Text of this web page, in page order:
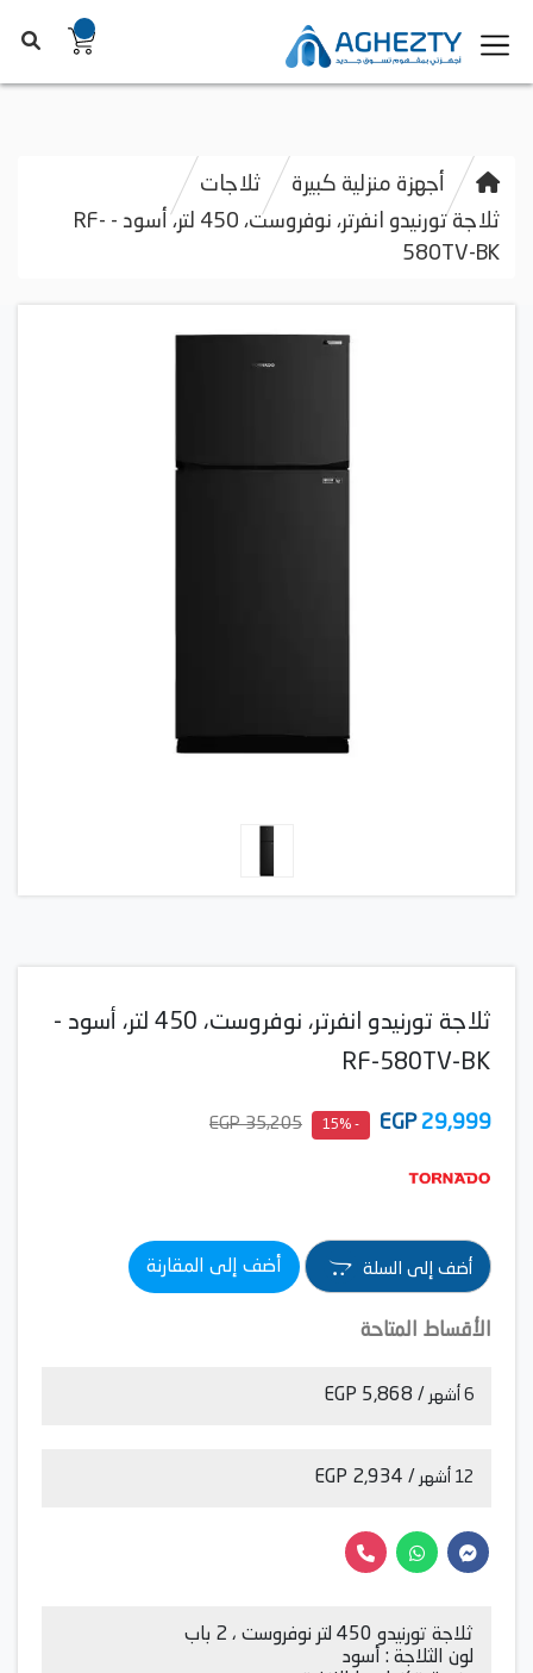
أجهزة منزلية كبيرة
ثلاجات
ثلاجة تورنيدو انفرتر، نوفروست، 450 لتر، أسود - RF-
580TV-BK
ثلاجة تورنيدو انفرتر، نوفروست، 450 لتر، أسود -
RF-580TV-BK
29,999
EGP
- 15%
35,205 EGP
أضف إلى السلة أضف إلى المقارنة
الأقساط المتاحة
6 أشهر / 5,868 EGP
12 أشهر / 2,934 EGP
ثلاجة تورنيدو 450 لتر نوفروست ، 2 باب
لون الثلاجة : أسود